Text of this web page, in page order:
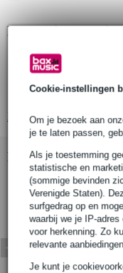
Cookie-instellingen
Om je bezoek aan
je te laten passen,
Als je toestemming
statistische en
(sommige bevinden
Verenigde Staten).
surfgedrag op en
waarbij we je IP-adres
voor herkenning. Zo
relevante
Je kunt je
Productinformatie
Eurolite afzetpaal met
kleur trekband: zwart
gewicht basisplaat:
Bekijk alle
Bekijk ook eens (3)